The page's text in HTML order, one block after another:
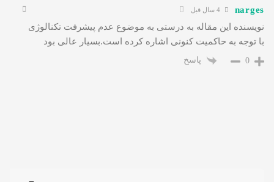
narges
نویسنده این مقاله به درستی به موضوع عدم پیشرفت تکنالوژی
با توجه به حاکمیت کنونی اشاره کرده است.بسیار عالی بود
0 پاسخ